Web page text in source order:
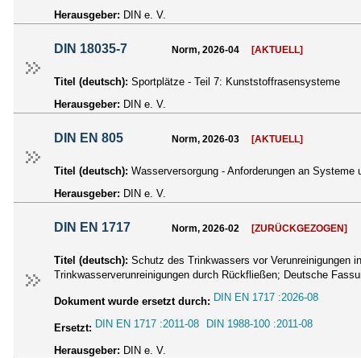
Herausgeber: DIN e. V.
DIN 18035-7 Norm, 2026-04 [AKTUELL]
Titel (deutsch): Sportplätze - Teil 7: Kunststoffrasensysteme
Herausgeber: DIN e. V.
DIN EN 805 Norm, 2026-03 [AKTUELL]
Titel (deutsch): Wasserversorgung - Anforderungen an
Herausgeber: DIN e. V.
DIN EN 1717 Norm, 2026-02 [ZURÜCKGEZOGEN]
Titel (deutsch): Schutz des Trinkwassers vor Verunreinigungen
Trinkwasserverunreinigungen durch Rückfließen; Deutsche
Dokument wurde ersetzt durch: DIN EN 1717 :2026-08
Ersetzt: DIN EN 1717 :2011-08 DIN 1988-100 :2011-08
Herausgeber: DIN e. V.